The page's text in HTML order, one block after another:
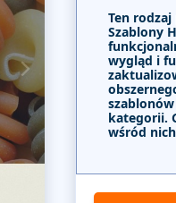
Ten
Szablony
wygląd i
kategorii.
wśród